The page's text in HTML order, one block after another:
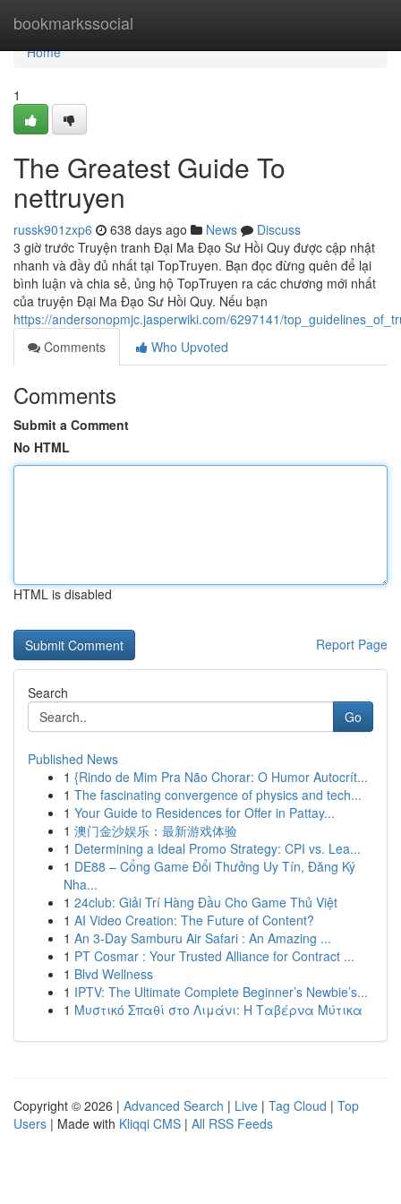
bookmarkssocial
Home
Home
1
The Greatest Guide To
nettruyen
russk901zxp6 638 days ago News
Discuss
3 giờ trước Truyện tranh Đại Ma Đạo Sư Hồi Quy được cập nhật
nhanh và đầy đủ nhất tại TopTruyen. Bạn đọc đừng quên để lại
bình luận và chia sẻ, ủng hộ TopTruyen ra các chương mới nhất
của truyện Đại Ma Đạo Sư Hồi Quy. Nếu bạn
https://andersonopmjc.jasperwiki.com/6297141/
Comments
Who Upvoted
Comments
Submit a Comment
No HTML
HTML is disabled
Report Page
Search
Go
Published News
1 {Rindo de Mim Pra Não Chorar: O Humor Autocrít...
1 The fascinating convergence of physics and tech...
1 Your Guide to Residences for Offer in Pattay...
1 澳门金沙娱乐：最新游戏体验
1 Determining a Ideal Promo Strategy: CPI vs. Lea...
1 DE88 – Cổng Game Đổi Thưởng Uy Tín, Đăng Ký
Nha...
1 24club: Giải Trí Hàng Đầu Cho Game Thủ Việt
1 AI Video Creation: The Future of Content?
1 An 3-Day Samburu Air Safari : An Amazing ...
1 PT Cosmar : Your Trusted Alliance for Contract ...
1 Blvd Wellness
1 IPTV: The Ultimate Complete Beginner’s Newbie’s...
1 Μυστικό Σπαθί στο Λιμάνι: Η Ταβέρνα Μύτικα
Copyright © 2026 | Advanced Search | Live | Tag Cloud | Top
Users | Made with Kliqqi CMS | All RSS Feeds